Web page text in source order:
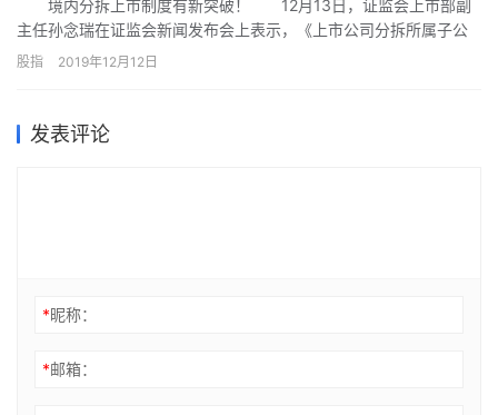
境内分拆上市制度有新突破！ 12月13日，证监会上市部副
主任孙念瑞在证监会新闻发布会上表示，《上市公司分拆所属子公
司境内上市试点若干规定》（下称《若干规定》）13日正式发布，
股指 2019年12月12日
发表评论
*昵称：
*邮箱：